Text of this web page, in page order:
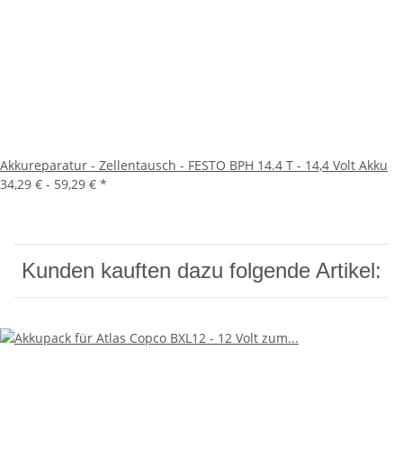
Akkureparatur - Zellentausch - FESTO BPH 14.4 T - 14,4 Volt Akku
34,29 € - 59,29 € *
Kunden kauften dazu folgende Artikel: